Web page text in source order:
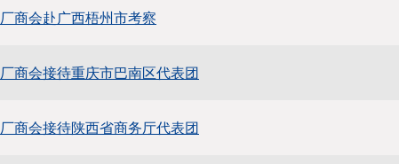
厂商会赴广西梧州市考察
厂商会接待重庆市巴南区代表团
厂商会接待陕西省商务厅代表团